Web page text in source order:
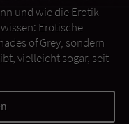
und wie die Erotik
Erotische
of Grey, sondern
vielleicht sogar, seit